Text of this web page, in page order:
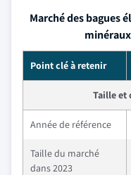
Marché des bagues
Point clé à retenir
Taille et
Année de référence
Taille du marché
dans 2023